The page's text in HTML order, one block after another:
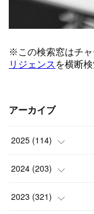
アーカイブ
2025 (114)
(1)
(8)
2024 (203)
(24)
2023 (321)